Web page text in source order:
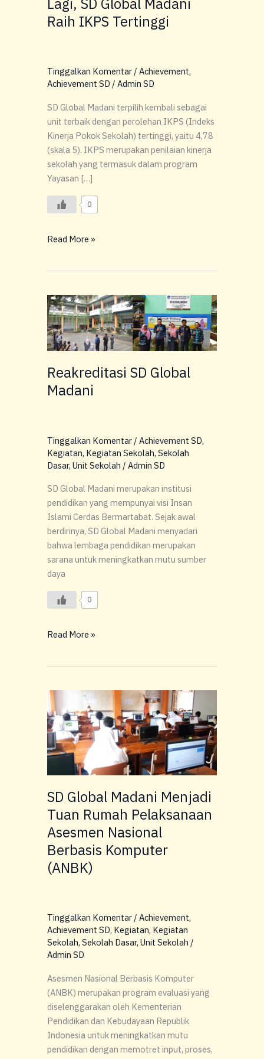
Lagi, SD Global Madani
Raih IKPS Tertinggi
Tinggalkan Komentar / Achievement,
Achievement SD / Admin SD
SD Global Madani terpilih kembali sebagai
unit terbaik dengan perolehan IKPS (Indeks
Kinerja Pokok Sekolah) tertinggi, yaitu 4,78
(skala 5). IKPS merupakan penilaian kinerja
sekolah yang termasuk dalam program
Yayasan […]
0
IKPS
Tertinggi
Read More »
Reakreditasi SD Global
Madani
Tinggalkan Komentar / Achievement SD,
Kegiatan, Kegiatan Sekolah, Sekolah
Dasar, Unit Sekolah / Admin SD
SD Global Madani merupakan institusi
pendidikan yang mempunyai visi Insan
Islami Cerdas Bermartabat. Sejak awal
berdirinya, SD Global Madani menyadari
bahwa lembaga pendidikan merupakan
sarana untuk meningkatkan mutu sumber
daya
0
Reakreditasi
SD
Global
Madani
Read More »
SD Global Madani Menjadi
Tuan Rumah Pelaksanaan
Asesmen Nasional
Berbasis Komputer
(ANBK)
Tinggalkan Komentar / Achievement,
Achievement SD, Kegiatan, Kegiatan
Sekolah, Sekolah Dasar, Unit Sekolah /
Admin SD
Asesmen Nasional Berbasis Komputer
(ANBK) merupakan program evaluasi yang
diselenggarakan oleh Kementerian
Pendidikan dan Kebudayaan Republik
Indonesia untuk meningkatkan mutu
pendidikan dengan memotret input, proses,
SD
Global
Madani
Menjadi
Tuan
Asesmen
Nasional
Komputer
(ANBK)